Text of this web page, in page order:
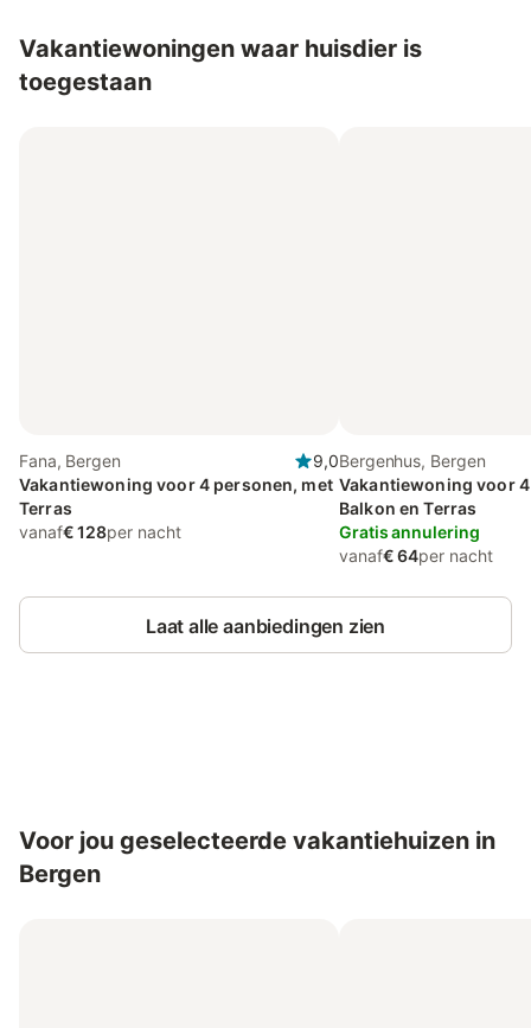
Vakantiewoningen waar huisdier is
toegestaan
Fana, Bergen
9,0
Vakantiewoning voor 4 personen, met
Terras
vanaf€ 128per nacht
Bergenhus, Bergen
Vakantiewoning voor
Balkon en Terras
Gratis annulering
vanaf€ 64per nacht
Laat alle aanbiedingen zien
Voor jou geselecteerde vakantiehuizen in
Bergen